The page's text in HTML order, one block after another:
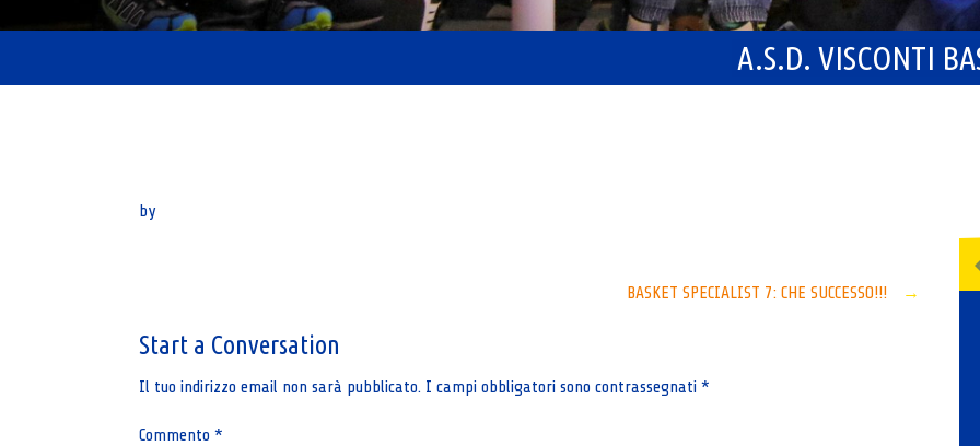
A.S.D. VISCONTI
by
navigation
BASKET SPECIALIST 7: CHE SUCCESSO!!! →
Start a Conversation
Il tuo indirizzo email non sarà pubblicato. I campi obbligatori sono contrassegnati *
Commento *